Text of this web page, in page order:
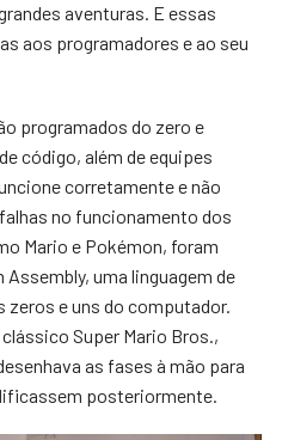
aventuras. E essas
aos programadores e ao seu
programados do zero e
código, além de equipes
corretamente e não
no funcionamento dos
Mario e Pokémon, foram
uma linguagem de
e uns do computador.
Super Mario Bros.,
as fases à mão para
posteriormente.